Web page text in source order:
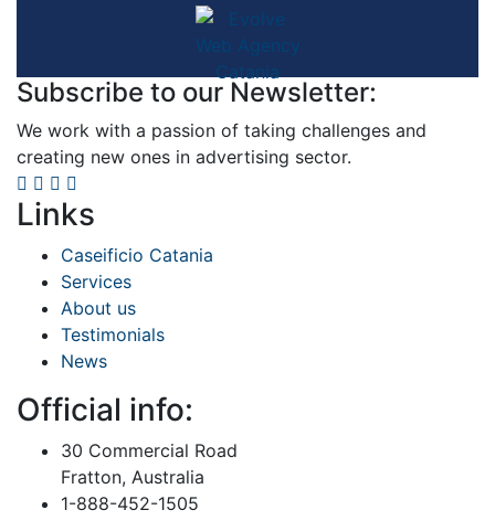
Subscribe to our Newsletter:
We work with a passion of taking challenges and
creating new ones in advertising sector.
Links
Caseificio Catania
Services
About us
Testimonials
News
Official info:
30 Commercial Road
Fratton, Australia
1-888-452-1505